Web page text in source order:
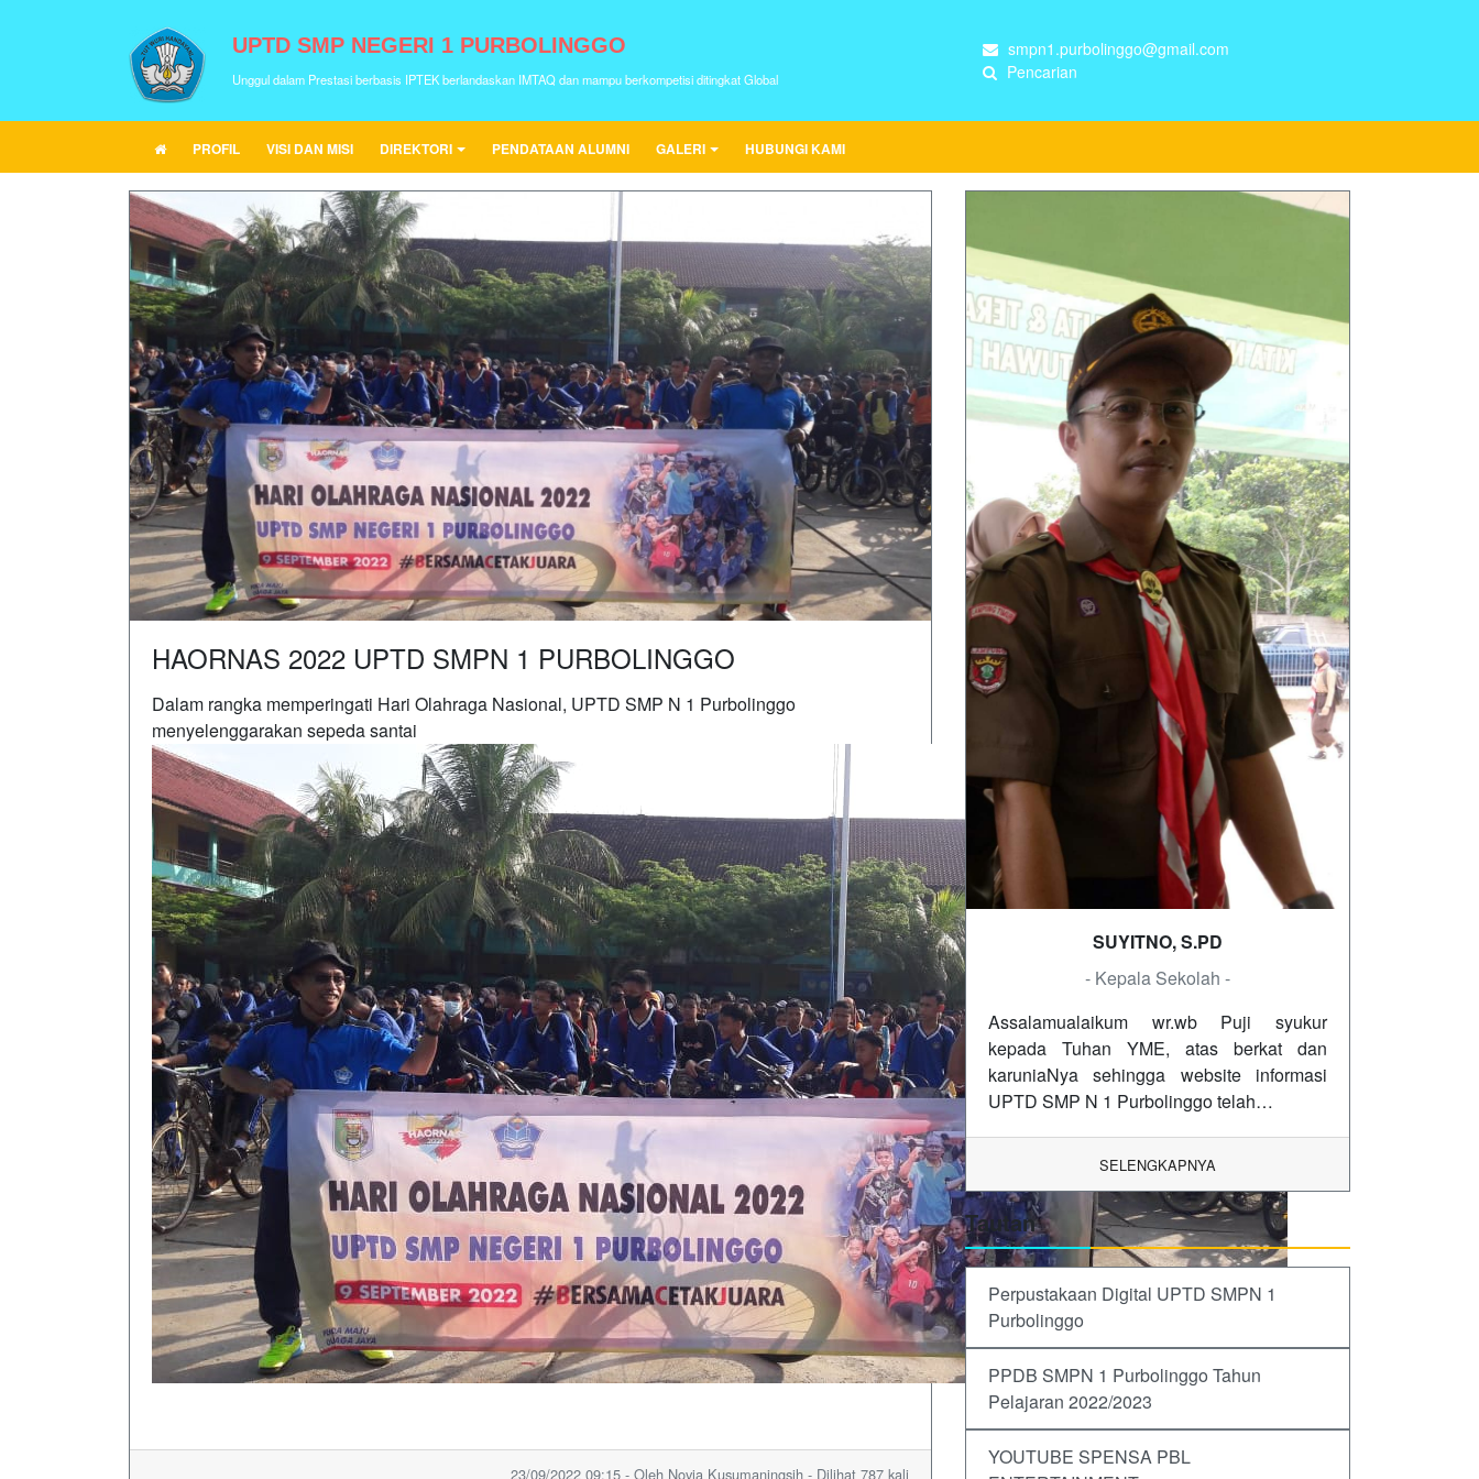
UPTD SMP NEGERI 1 PURBOLINGGO
Unggul dalam Prestasi berbasis IPTEK berlandaskan IMTAQ dan mampu berkompetisi ditingkat Global
smpn1.purbolinggo@gmail.com
Pencarian
PROFIL VISI DAN MISI DIREKTORI PENDATAAN ALUMNI GALERI HUBUNGI KAMI
HAORNAS 2022 UPTD SMPN 1 PURBOLINGGO
Dalam rangka memperingati Hari Olahraga Nasional, UPTD SMP N 1 Purbolinggo
menyelenggarakan sepeda santai
23/09/2022 09:15 - Oleh Novia Kusumaningsih - Dilihat 787 kali
SUYITNO, S.PD
- Kepala Sekolah -
Assalamualaikum wr.wb Puji syukur
kepada Tuhan YME, atas berkat dan
karuniaNya sehingga website informasi
UPTD SMP N 1 Purbolinggo telah…
SELENGKAPNYA
Tautan
Perpustakaan Digital UPTD SMPN 1
Purbolinggo
PPDB SMPN 1 Purbolinggo Tahun
Pelajaran 2022/2023
YOUTUBE SPENSA PBL